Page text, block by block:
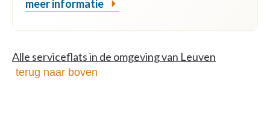
meer informatie
Alle serviceflats in de omgeving van Leuven
terug naar boven